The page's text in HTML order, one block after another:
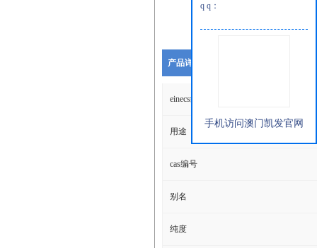
产品详细说明
einecs编号
用途
cas编号
别名
纯度
q q：
手机访问澳门凯发官网